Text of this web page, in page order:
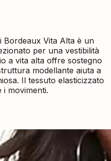
Bordeaux Vita Alta è un
per una vestibilità
a vita alta offre sostegno
modellante aiuta a
Il tessuto elasticizzato
i movimenti.